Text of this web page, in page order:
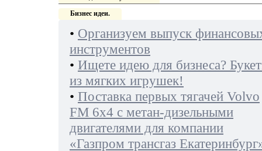
Бизнес идеи.
• Организуем выпуск
инструментов
• Ищете идею для бизнеса?
из мягких игрушек!
• Поставка первых тягачей Volvo
FM 6х4 с метан-дизельными
двигателями для компании
«Газпром трансгаз